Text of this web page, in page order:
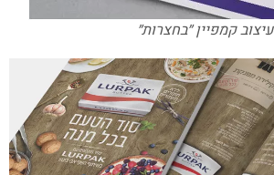
עיצוב קמפיין ״בחצרות״